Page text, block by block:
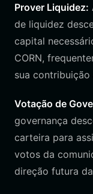
Prover Liquidez:
de liquidez
capital
CORN,
sua contribuição
Votação de
governança
carteira para
votos da
direção futura